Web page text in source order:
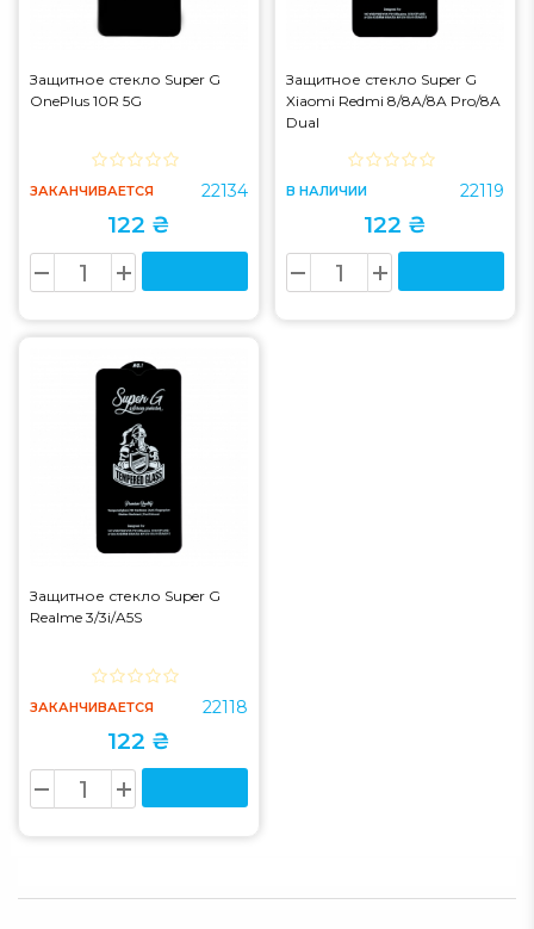
Защитное стекло Super G
OnePlus 10R 5G
ЗАКАНЧИВАЕТСЯ 22134
122 ₴
Защитное стекло Super G
Xiaomi Redmi 8/8A/8A Pro/8A
Dual
В НАЛИЧИИ 22119
122 ₴
Защитное стекло Super G
Realme 3/3i/A5S
ЗАКАНЧИВАЕТСЯ 22118
122 ₴